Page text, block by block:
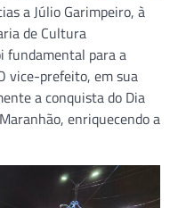
a Júlio Garimpeiro, à
de Cultura
fundamental para a
vice-prefeito, em sua
a conquista do Dia
enriquecendo a